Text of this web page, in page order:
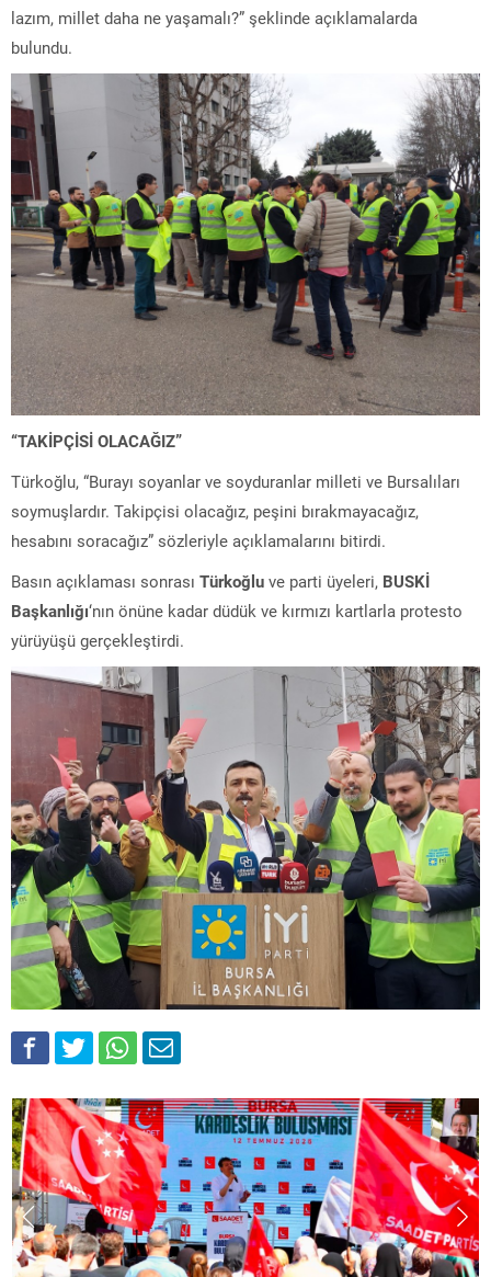
lazım, millet daha ne yaşamalı?” şeklinde açıklamalarda
bulundu.
“TAKİPÇİSİ OLACAĞIZ”
Türkoğlu, “Burayı soyanlar ve soyduranlar milleti ve Bursalıları
soymuşlardır. Takipçisi olacağız, peşini bırakmayacağız,
hesabını soracağız” sözleriyle açıklamalarını bitirdi.
Basın açıklaması sonrası Türkoğlu ve parti üyeleri, BUSKİ
Başkanlığı‘nın önüne kadar düdük ve kırmızı kartlarla protesto
yürüyüşü gerçekleştirdi.